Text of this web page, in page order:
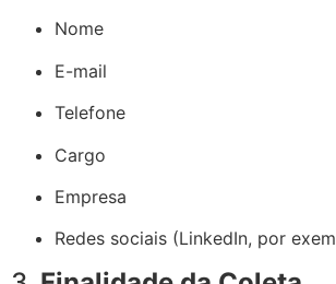
Nome
E-mail
Telefone
Cargo
Empresa
Redes sociais (LinkedIn, por